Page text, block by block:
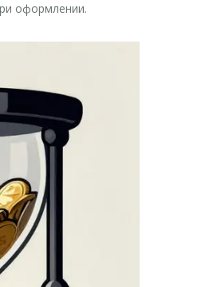
оформлении.